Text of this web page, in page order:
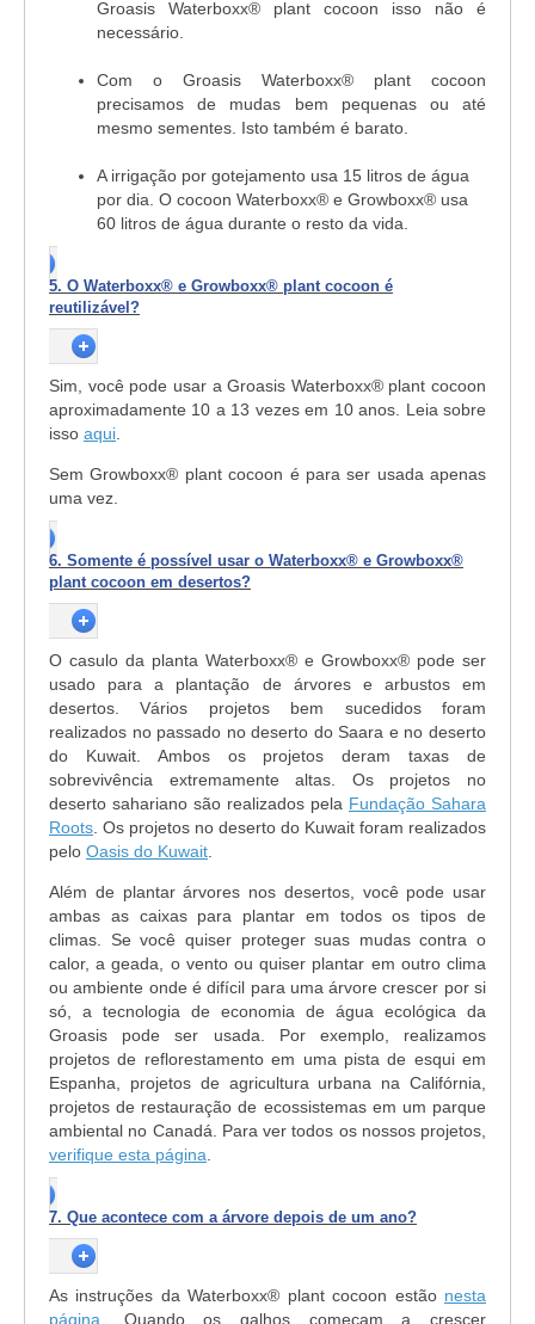
Groasis Waterboxx® plant cocoon isso não é
necessário.
Com o Groasis Waterboxx® plant cocoon
precisamos de mudas bem pequenas ou até
mesmo sementes. Isto também é barato.
A irrigação por gotejamento usa 15 litros de água
por dia. O cocoon Waterboxx® e Growboxx® usa
60 litros de água durante o resto da vida.
5. O Waterboxx® e Growboxx® plant cocoon é
reutilizável?
Sim, você pode usar a Groasis Waterboxx® plant cocoon
aproximadamente 10 a 13 vezes em 10 anos. Leia sobre
isso aqui
Sem Growboxx® plant cocoon é para ser usada apenas
uma vez.
6. Somente é possível usar o Waterboxx® e Growboxx®
plant cocoon em desertos?
O casulo da planta Waterboxx® e Growboxx® pode ser
usado para a plantação de árvores e arbustos em
desertos. Vários projetos bem sucedidos foram
realizados no passado no deserto do Saara e no deserto
do Kuwait. Ambos os projetos deram taxas de
sobrevivência extremamente altas. Os projetos no
deserto sahariano são realizados pela Fundação Sahara
Roots . Os projetos no deserto do Kuwait foram realizados
pelo Oasis do Kuwait
Além de plantar árvores nos desertos, você pode usar
ambas as caixas para plantar em todos os tipos de
climas. Se você quiser proteger suas mudas contra o
calor, a geada, o vento ou quiser plantar em outro clima
ou ambiente onde é difícil para uma árvore crescer por si
só, a tecnologia de economia de água ecológica da
Groasis pode ser usada. Por exemplo, realizamos
projetos de reflorestamento em uma pista de esqui em
Espanha, projetos de agricultura urbana na Califórnia,
projetos de restauração de ecossistemas em um parque
ambiental no Canadá. Para ver todos os nossos projetos,
verifique esta página
7. Que acontece com a árvore depois de um ano?
As instruções da Waterboxx® plant cocoon estão nesta
página . Quando os galhos começam a crescer